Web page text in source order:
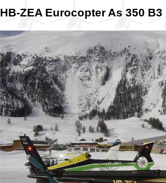
HB-ZEA Eurocopter As 350